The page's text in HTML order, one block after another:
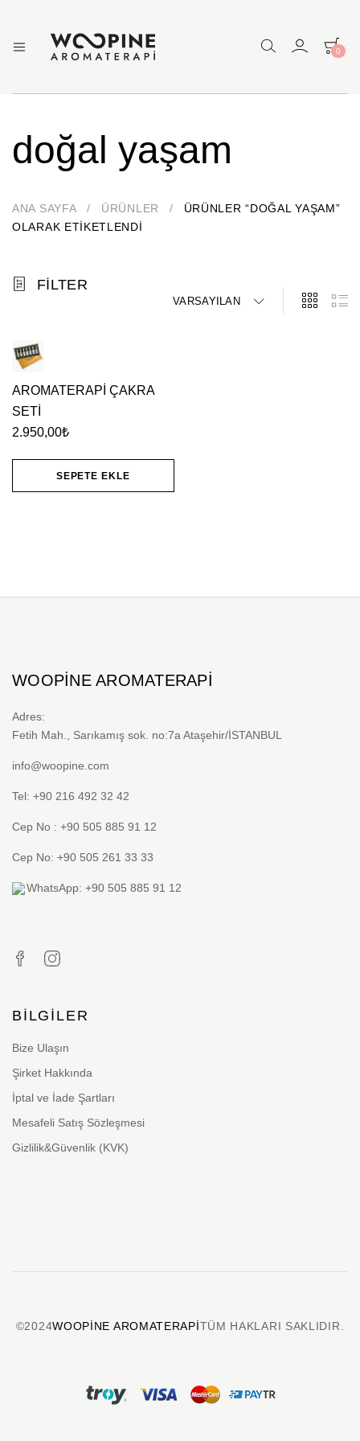
Çakra
Çeşitli
Aromaterapi
Ürünler
0
ANA SAYFA / ÜRÜNLER /
ÜRÜNLER “DOĞAL YAŞAM”
OLARAK ETIKETLENDI
doğal yaşam
FILTER
VARSAYILAN
AROMATERAPİ ÇAKRA
SETİ
2.950,00₺
SEPETE EKLE
WOOPINE AROMATERAPI
Adres:
Fetih Mah., Sarıkamış sok. no:7a Ataşehir/İSTANBUL
info@woopine.com
Tel: +90 216 492 32 42
Cep No : +90 505 885 91 12
Cep No: +90 505 261 33 33
WhatsApp: +90 505 885 91 12
BILGILER
Bize Ulaşın
Şirket Hakkında
İptal ve İade Şartları
Mesafeli Satış Sözleşmesi
Gizlilik&Güvenlik (KVK)
©2024WOOPINE AROMATERAPITÜM HAKLARI SAKLIDIR.